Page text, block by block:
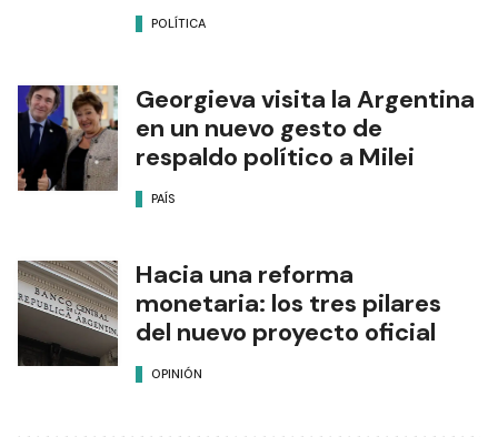
POLÍTICA
Georgieva visita la Argentina
en un nuevo gesto de
respaldo político a Milei
PAÍS
Hacia una reforma
monetaria: los tres pilares
del nuevo proyecto oficial
OPINIÓN